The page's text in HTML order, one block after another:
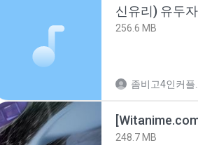
신유리) 유두
256.6 MB
248.7 MB